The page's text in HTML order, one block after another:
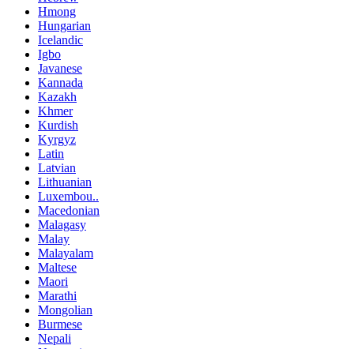
Hmong
Hungarian
Icelandic
Igbo
Javanese
Kannada
Kazakh
Khmer
Kurdish
Kyrgyz
Latin
Latvian
Lithuanian
Luxembou..
Macedonian
Malagasy
Malay
Malayalam
Maltese
Maori
Marathi
Mongolian
Burmese
Nepali